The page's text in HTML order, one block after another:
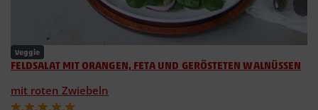
Veggie
FELDSALAT MIT ORANGEN, FETA UND GERÖSTETEN WALNÜSSEN
mit roten Zwiebeln